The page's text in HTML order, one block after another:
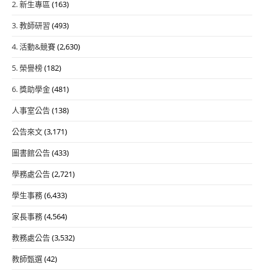
2. 新生專區 (163)
3. 教師研習 (493)
4. 活動&競賽(2,630)
5. 榮譽榜(182)
6. 獎助學金(481)
人事室公告(138)
公告來文(3,171)
圖書館公告(433)
學務處公告(2,721)
學生事務(6,433)
家長事務(4,564)
教務處公告(3,532)
教師甄選(42)